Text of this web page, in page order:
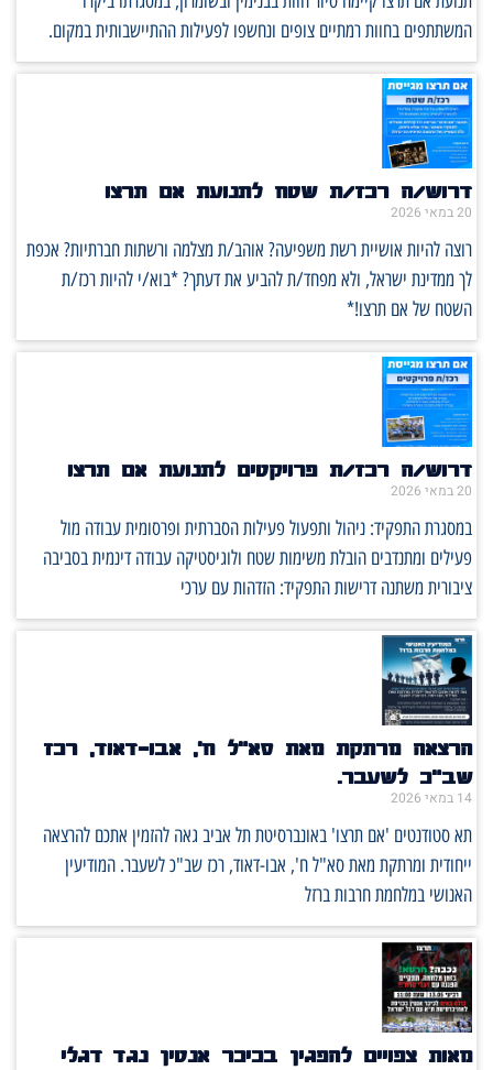
המשתתפים בחוות רמתיים צופים ונחשפו לפעילות ההתיישבותית במקום.
דרוש/ה רכז/ת שטח לתנועת אם תרצו
20 במאי 2026
רוצה להיות אושיית רשת משפיעה? אוהב/ת מצלמה ורשתות חברתיות? אכפת
לך ממדינת ישראל, ולא מפחד/ת להביע את דעתך? *בוא/י להיות רכז/ת
השטח של אם תרצו!*
דרוש/ה רכז/ת פרויקטים לתנועת אם תרצו
20 במאי 2026
במסגרת התפקיד: ניהול ותפעול פעילות הסברתית ופרסומית עבודה מול
פעילים ומתנדבים הובלת משימות שטח ולוגיסטיקה עבודה דינמית בסביבה
ציבורית משתנה דרישות התפקיד: הזדהות עם ערכי
הרצאה מרתקת מאת סא"ל ח', אבו-דאוד, רכז
שב"כ לשעבר.
14 במאי 2026
תא סטודנטים 'אם תרצו' באונברסיטת תל אביב גאה להזמין אתכם להרצאה
ייחודית ומרתקת מאת סא"ל ח', אבו-דאוד, רכז שב"כ לשעבר. המודיעין
האנושי במלחמת חרבות ברזל
מאות צפויים להפגין בכיכר אנטין נגד דגלי